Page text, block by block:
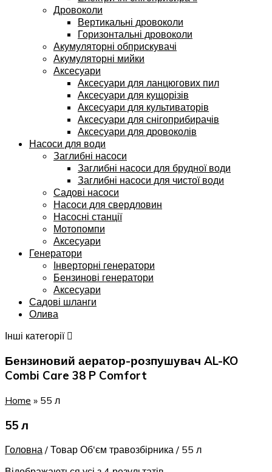
Дровоколи
Вертикальні дровоколи
Горизонтальні дровоколи
Акумуляторні обприскувачі
Акумуляторні мийки
Аксесуари
Аксесуари для ланцюгових пил
Аксесуари для кущорізів
Аксесуари для культиваторів
Аксесуари для снігоприбирачів
Аксесуари для дровоколів
Насоси для води
Заглибні насоси
Заглибні насоси для брудної води
Заглибні насоси для чистої води
Садові насоси
Насоси для свердловин
Насосні станції
Мотопомпи
Аксесуари
Генератори
Інверторні генератори
Бензинові генератори
Аксесуари
Садові шланги
Олива
Інші категорії
Бензиновий аератор-розпушувач AL-KO
Combi Care 38 P Comfort
Home » 55 л
55 л
Головна / Товар Об'єм травозбірника / 55 л